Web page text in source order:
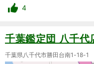
4
千葉鑑定団 八千代
千葉県八千代市勝田台南1-18-1